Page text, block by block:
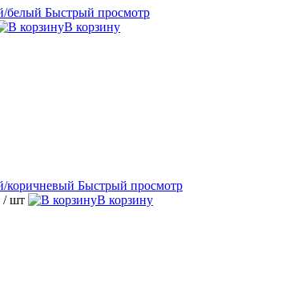
Быстрый просмотр
В корзину
Быстрый просмотр
/ шт
В корзину